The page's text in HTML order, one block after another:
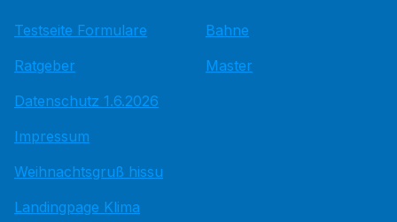
Testseite Formulare
Ratgeber
Datenschutz 1.6.2026
Impressum
Weihnachtsgruß hissu
Landingpage Klima
Bahne
Master